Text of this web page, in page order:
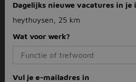
Dagelijks nieuwe vacatures in je
heythuysen, 25 km
Wat voor werk?
Vul je e-mailadres in